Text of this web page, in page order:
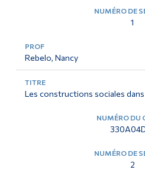
1
Rebelo, Nancy
Les constructions sociales
2